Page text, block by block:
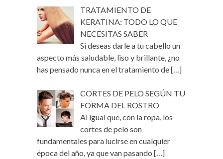
TRATAMIENTO DE
KERATINA: TODO LO QUE
NECESITAS SABER
Si deseas darle a tu cabello un
aspecto más saludable, liso y brillante, ¿no
has pensado nunca en el tratamiento de[…]
CORTES DE PELO SEGÚN TU
FORMA DEL ROSTRO
Al igual que, con la ropa, los
cortes de pelo son
fundamentales para lucirse en cualquier
época del año, ya que van pasando […]